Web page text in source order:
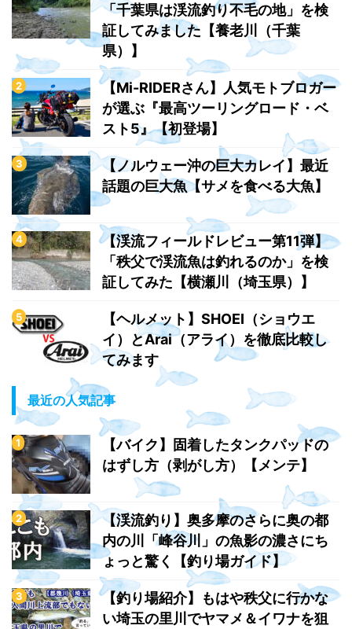
「千葉県は渓流釣り不毛の地」を検
証してみました【養老川（千葉
県）】
【Mi-RIDERさん】人気モトブロガー
が選ぶ『最高ツーリングロード・ベ
スト5』【初登場】
【ノルウェー沖の巨大カレイ】最近
話題の巨大魚【サメを食べる大魚】
【渓流フィールドレビュー第11弾】
「秩父で渓流魚は釣れるのか」を検
証してみた【横瀬川（埼玉県）】
【ヘルメット】SHOEI（ショウエ
イ）とArai（アライ）を徹底比較し
てみます
最近の人気記事
【バイク】固着したタンクパッドの
はずし方（剥がし方）【メンテ】
【渓流釣り】奥多摩のさらに奥の都
内の川「峰谷川」の魚影の濃さにち
ょっと驚く【釣り場ガイド】
【釣り場紹介】もはや秩父に行かな
い埼玉の里川でヤマメ＆イワナを狙